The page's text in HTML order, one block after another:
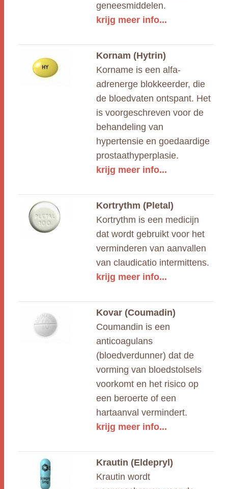
geneesmiddelen.
krijg meer info...
Kornam (Hytrin)
Korname is een alfa-
adrenerge blokkeerder, die
de bloedvaten ontspant. Het
is voorgeschreven voor de
behandeling van
hypertensie en goedaardige
prostaathyperplasie.
krijg meer info...
Kortrythm (Pletal)
Kortrythm is een medicijn
dat wordt gebruikt voor het
verminderen van aanvallen
van claudicatio intermittens.
krijg meer info...
Kovar (Coumadin)
Coumandin is een
anticoagulans
(bloedverdunner) dat de
vorming van bloedstolsels
voorkomt en het risico op
een beroerte of een
hartaanval vermindert.
krijg meer info...
Krautin (Eldepryl)
Krautin wordt